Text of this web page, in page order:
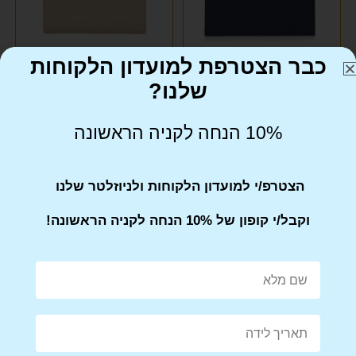
ארנק עור נאפה דגם קלאודיה
ארנק עור נאפה דגם קלאודיה
SOLO(1)
SWISS (2)
SWISS LUASSANNE
SWISS LUGANO
TIMBERLAND (1)
TOMMY HILFIGER(10)
TRAVEL LITE(1)
TRUSSARDI(4)
כבר הצטרפת למועדון הלקוחות
שלנו?
10% הנחה לקניה הראשונה
הצטרפ/י למועדון הלקוחות ולניוזלטר שלנו
וקבל/י קופון של 10% הנחה לקניה הראשונה!